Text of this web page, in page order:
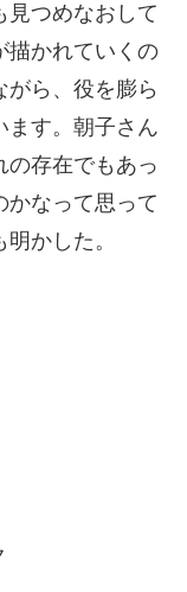
見つめなおして
描かれていくの
がら、役を膨ら
ます。朝子さん
の存在でもあっ
かなって思って
かした。